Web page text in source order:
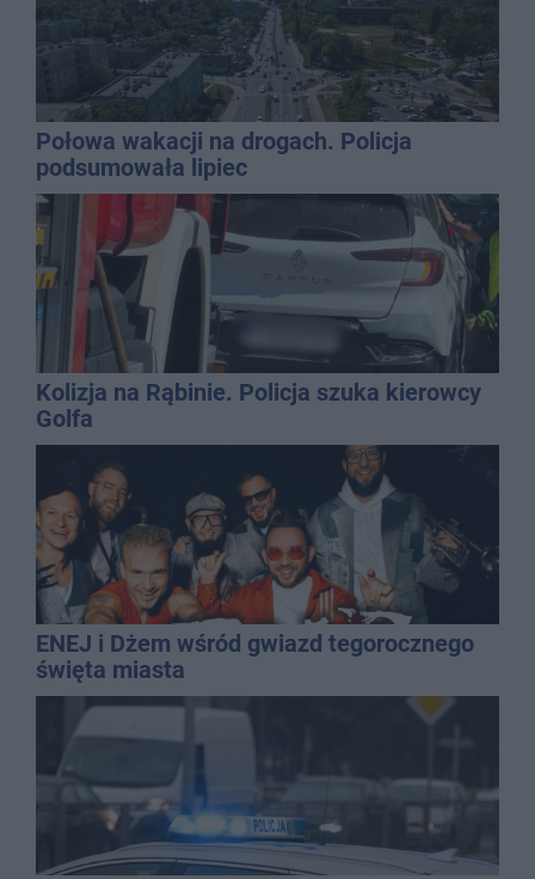
Połowa wakacji na drogach. Policja
podsumowała lipiec
Kolizja na Rąbinie. Policja szuka kierowcy
Golfa
ENEJ i Dżem wśród gwiazd tegorocznego
święta miasta